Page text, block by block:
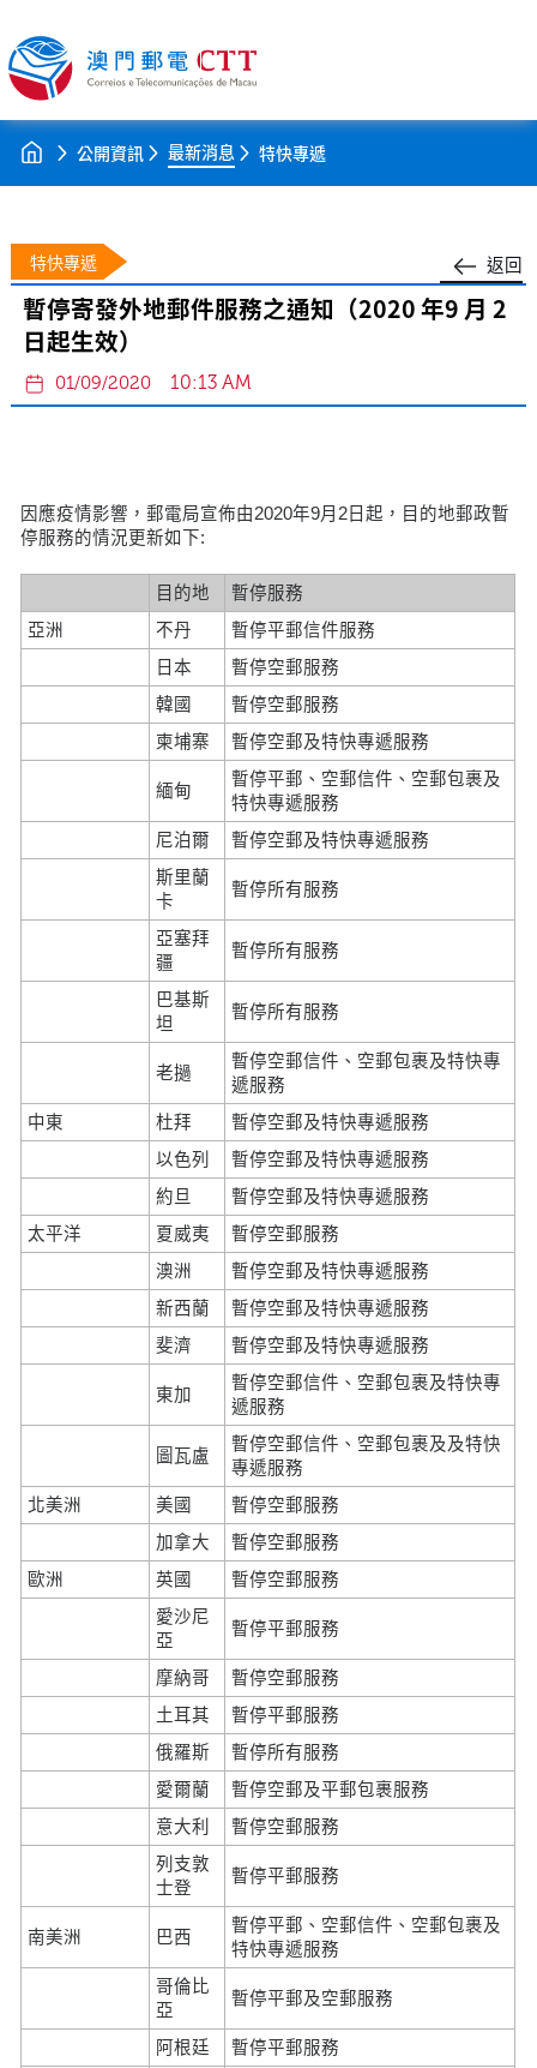
公開資訊 最新消息 特快專遞
返回
特快專遞
暫停寄發外地郵件服務之通知（2020 年9 月 2
日起生效）
01/09/2020 10:13 AM
因應疫情影響，郵電局宣佈由2020年9月2日起，目的地郵政暫
停服務的情況更新如下:
目的地
暫停服務
亞洲
不丹
暫停平郵信件服務
日本
暫停空郵服務
韓國
暫停空郵服務
柬埔寨
暫停空郵及特快專遞服務
緬甸
暫停平郵、空郵信件、空郵包裹及
特快專遞服務
尼泊爾
暫停空郵及特快專遞服務
斯里蘭
卡
暫停所有服務
亞塞拜
疆
暫停所有服務
巴基斯
坦
暫停所有服務
老撾
暫停空郵信件、空郵包裹及特快專
遞服務
中東
杜拜
暫停空郵及特快專遞服務
以色列
暫停空郵及特快專遞服務
約旦
暫停空郵及特快專遞服務
太平洋
夏威夷
暫停空郵服務
澳洲
暫停空郵及特快專遞服務
新西蘭
暫停空郵及特快專遞服務
斐濟
暫停空郵及特快專遞服務
東加
暫停空郵信件、空郵包裹及特快專
遞服務
圖瓦盧
暫停空郵信件、空郵包裹及及特快
專遞服務
北美洲
美國
暫停空郵服務
加拿大
暫停空郵服務
歐洲
英國
暫停空郵服務
愛沙尼
亞
暫停平郵服務
摩納哥
暫停空郵服務
土耳其
暫停平郵服務
俄羅斯
暫停所有服務
愛爾蘭
暫停空郵及平郵包裹服務
意大利
暫停空郵服務
列支敦
士登
暫停平郵服務
南美洲 巴西
暫停平郵、空郵信件、空郵包裹及
特快專遞服務
哥倫比
亞
暫停平郵及空郵服務
阿根廷
暫停平郵服務